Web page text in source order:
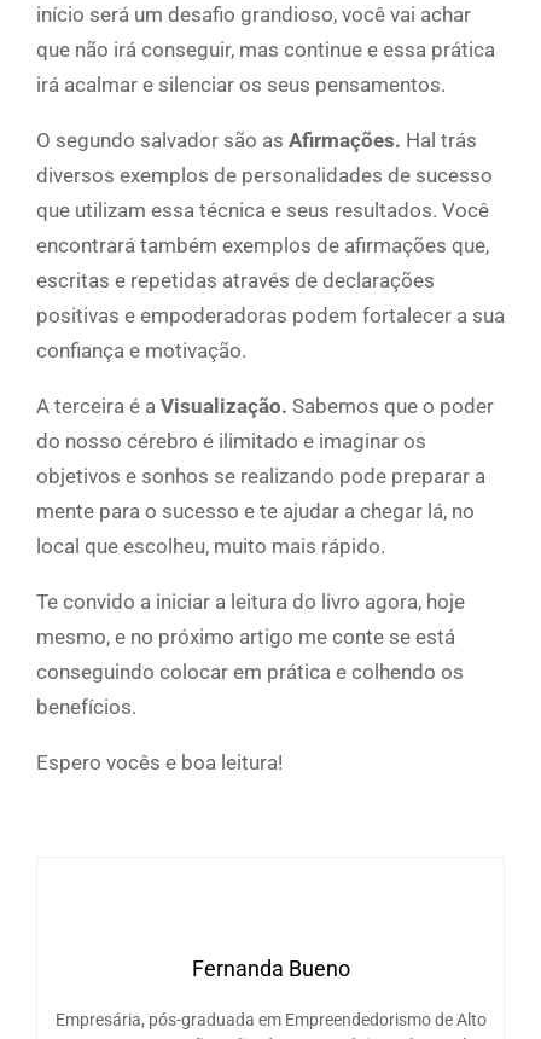
início será um desafio grandioso, você vai achar
que não irá conseguir, mas continue e essa prática
irá acalmar e silenciar os seus pensamentos.
O segundo salvador são as Afirmações. Hal trás
diversos exemplos de personalidades de sucesso
que utilizam essa técnica e seus resultados. Você
encontrará também exemplos de afirmações que,
escritas e repetidas através de declarações
positivas e empoderadoras podem fortalecer a sua
confiança e motivação.
A terceira é a Visualização. Sabemos que o poder
do nosso cérebro é ilimitado e imaginar os
objetivos e sonhos se realizando pode preparar a
mente para o sucesso e te ajudar a chegar lá, no
local que escolheu, muito mais rápido.
Te convido a iniciar a leitura do livro agora, hoje
mesmo, e no próximo artigo me conte se está
conseguindo colocar em prática e colhendo os
benefícios.
Espero vocês e boa leitura!
Fernanda Bueno
Empresária, pós-graduada em Empreendedorismo de Alto